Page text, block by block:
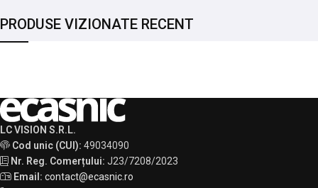
PRODUSE VIZIONATE RECENT
LC VISION S.R.L.
Cod unic (CUI): 49034090
Nr. Reg. Comerțului: J23/7208/2023
Email: contact@ecasnic.ro